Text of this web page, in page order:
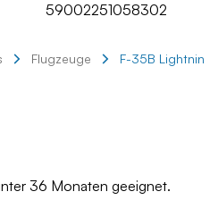
59002251058302
Flugzeuge F-35B Lightning
36 Monaten geeignet.